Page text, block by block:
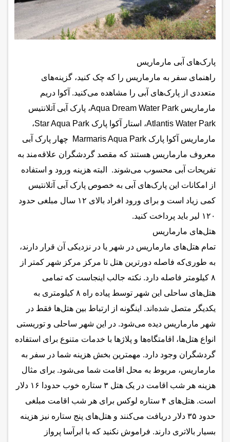
پارک‌های آبی مارماریس
راهنمای سفر به مارماریس را که چک کنید، گزینه‌های
متعددی از پارک‌های آبی را مشاهده می‌کنید. آکوا دریم
مارماریس Aqua Dream Water Park، پارک آبی آتلانتیس
Atlantis Water Park، استار آکوا پارک Star Aqua Park،
مارماریس آکوا پارک Marmaris Aqua Park چهار پارک آبی
معروف مارماریس هستند که مقصد گردشگران علاقه‌مند به
تفریحات آبی محسوب می‌شوند. البته هزینه ورود و استفاده
از امکانات این پارک‌های آبی به خصوص پارک آبی آتلانتیس
کمی زیاد است و برای ورود افراد بالای ۱۲ سال مبلغی حدود
۱۲۰ لیر باید پرداخت کنید.
هتل‌های مارماریس
تمام هتل‌های مارماریس در شهر یا در نزدیکی آن قرار دارند،
به طوری‌که فاصله دورترین هتل تا مرکز مرکز شهر کمتر از
۸ کیلومتر فاصله دارد. نکته جالب اینجاست که تمامی
هتل‌های ساحلی این شهر توسط پیاده راه ۸ کیلومتری به
یکدیگر متصل شده‌اند. اینگونه از ارتباط بین هتل‌ها فقط در
شهر مارماریس دیده می‌شود. در این شهر ساحلی و توریستی
انواع هتل‌ها، اقامتگاه‌ها و پلاژها با خدمات متنوع برای استفاده
گردشگران وجود دارد. مهمترین بخش هزینه شما در سفر به
مارماریس، مربوط به محل اقامت شما می‌شود. برای مثال
هزینه هر شب اقامت در یک هتل ۳ ستاره خوب حدودا ۱۶ دلار
است. هتل‌های ۴ ستاره لوکس برای هر شب اقامت مبلغی
حدود ۳۵ دلار دریافت می‌کنند و هتل‌های پنج ستاره نیز هزینه
بسیار بالاتری دارند. فراموش نکنید که با ابرآسا پرواز